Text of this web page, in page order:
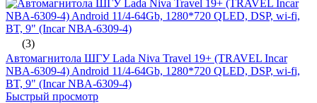
(3)
Автомагнитола ШГУ Lada Niva Travel 19+ (TRAVEL Incar
NBA-6309-4) Android 11/4-64Gb, 1280*720 QLED, DSP, wi-fi,
BT, 9" (Incar NBA-6309-4)
Быстрый просмотр